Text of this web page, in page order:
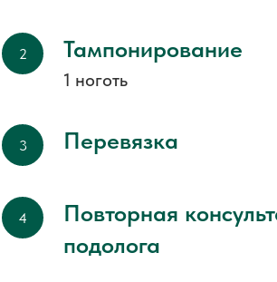
Тампонирование
1 ноготь
Перевязка
Повторная
подолога